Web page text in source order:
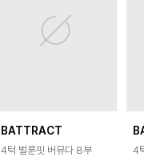
BATTRACT
4턱 벌룬핏 버뮤다 8부
4